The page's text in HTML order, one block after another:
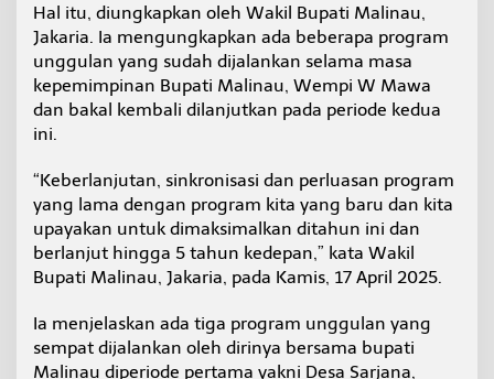
e
b
e
l
a
u
a
n
P
r
r
a
m
Hal itu, diungkapkan oleh Wakil Bupati Malinau,
Jakaria. Ia mengungkapkan ada beberapa program
unggulan yang sudah dijalankan selama masa
kepemimpinan Bupati Malinau, Wempi W Mawa
dan bakal kembali dilanjutkan pada periode kedua
ini.
“Keberlanjutan, sinkronisasi dan perluasan program
yang lama dengan program kita yang baru dan kita
upayakan untuk dimaksimalkan ditahun ini dan
berlanjut hingga 5 tahun kedepan,” kata Wakil
Bupati Malinau, Jakaria, pada Kamis, 17 April 2025.
Ia menjelaskan ada tiga program unggulan yang
sempat dijalankan oleh dirinya bersama bupati
Malinau diperiode pertama yakni Desa Sarjana,